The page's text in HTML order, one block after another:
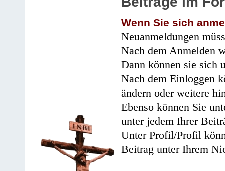
Wenn Sie sich
Neuanmeldungen
Nach dem Anmelden
Dann können sie sich
Nach dem Einloggen
ändern oder weitere
Ebenso können Sie
unter jedem Ihrer
Unter Profil/Profil
Beitrag unter Ihrem